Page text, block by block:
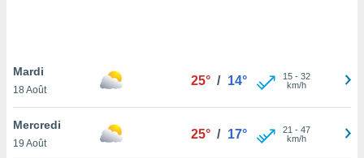
pas
de
à
Mardi
18 Août
25° / 14° 15- 32
km/h
Mercredi
19 Août
25° / 17° 21 - 47
km/h